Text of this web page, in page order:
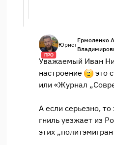
ПРО
Юрист
Ермоленко
Уважаемый Иван
настроение
это
или «Журнал
А если серьезно,
гниль уезжает из
этих